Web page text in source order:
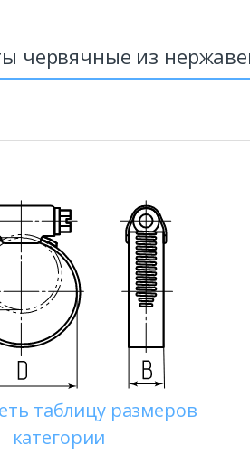
червячные из
таблицу размеров
категории